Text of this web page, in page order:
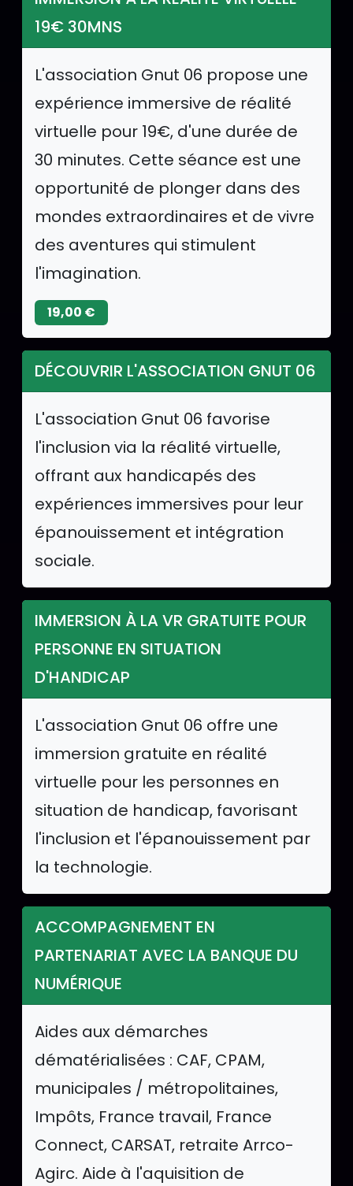
19€ 30MNS
L'association Gnut 06 propose une
expérience immersive de réalité
virtuelle pour 19€, d'une durée de
30 minutes. Cette séance est une
opportunité de plonger dans des
mondes extraordinaires et de vivre
des aventures qui stimulent
l'imagination.
19,00 €
DÉCOUVRIR L'ASSOCIATION GNUT 06
L'association Gnut 06 favorise
l'inclusion via la réalité virtuelle,
offrant aux handicapés des
expériences immersives pour leur
épanouissement et intégration
sociale.
IMMERSION À LA VR GRATUITE POUR
PERSONNE EN SITUATION
D'HANDICAP
L'association Gnut 06 offre une
immersion gratuite en réalité
virtuelle pour les personnes en
situation de handicap, favorisant
l'inclusion et l'épanouissement par
la technologie.
ACCOMPAGNEMENT EN
PARTENARIAT AVEC LA BANQUE DU
NUMÉRIQUE
Aides aux démarches
dématérialisées : CAF, CPAM,
municipales / métropolitaines,
Impôts, France travail, France
Connect, CARSAT, retraite Arrco-
Agirc. Aide à l'aquisition de